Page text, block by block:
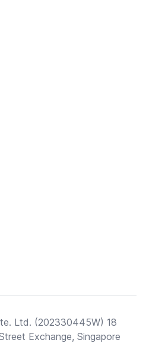
Ltd. (202330445W) 18
Exchange, Singapore